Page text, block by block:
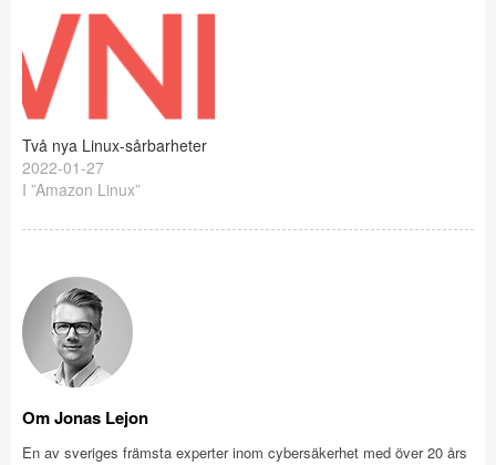
Två nya Linux-sårbarheter
2022-01-27
I ”Amazon Linux”
Om Jonas Lejon
En av sveriges främsta experter inom cybersäkerhet med över 20 års